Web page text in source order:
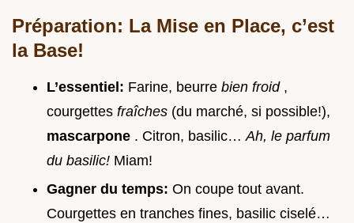
Préparation: La Mise en Place, c’est
la Base!
L’essentiel: Farine, beurre bien froid ,
courgettes fraîches (du marché, si possible!),
mascarpone . Citron, basilic… Ah, le parfum
du basilic! Miam!
Gagner du temps: On coupe tout avant.
Courgettes en tranches fines, basilic ciselé…